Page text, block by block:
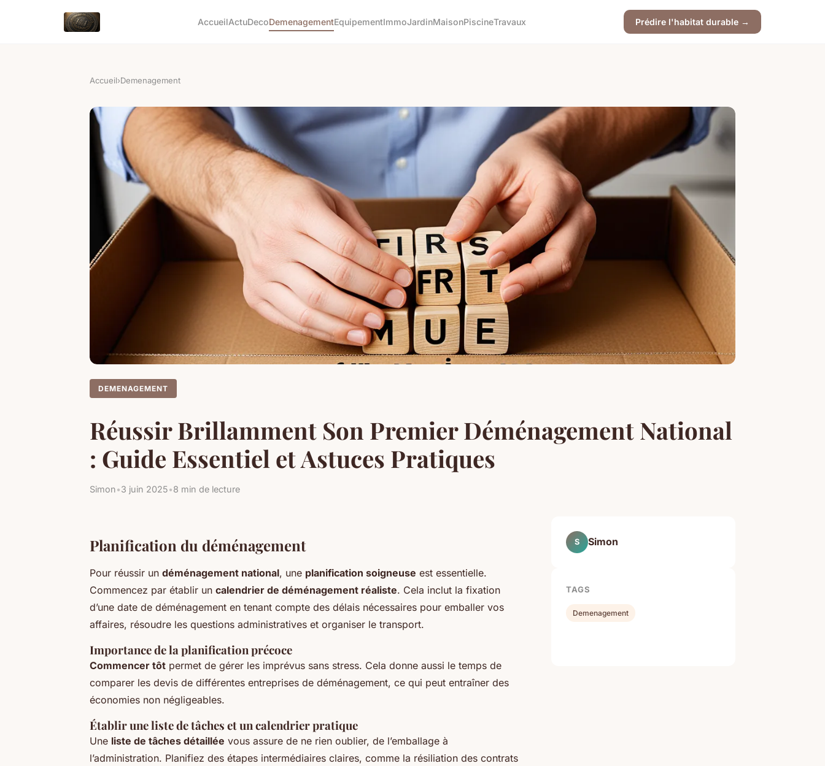
AccueilActuDecoDemenagementEquipementImmoJardinMaisonPiscineTravaux Prédire l'habitat durable →
Accueil›Demenagement
DEMENAGEMENT
Réussir Brillamment Son Premier Déménagement National
: Guide Essentiel et Astuces Pratiques
Simon•3 juin 2025•8 min de lecture
Planification du déménagement
Pour réussir un déménagement national, une planification soigneuse est essentielle.
Commencez par établir un calendrier de déménagement réaliste. Cela inclut la fixation
d’une date de déménagement en tenant compte des délais nécessaires pour emballer vos
affaires, résoudre les questions administratives et organiser le transport.
Importance de la planification précoce
Commencer tôt permet de gérer les imprévus sans stress. Cela donne aussi le temps de
comparer les devis de différentes entreprises de déménagement, ce qui peut entraîner des
économies non négligeables.
Établir une liste de tâches et un calendrier pratique
Une liste de tâches détaillée vous assure de ne rien oublier, de l’emballage à
l’administration. Planifiez des étapes intermédiaires claires, comme la résiliation des contrats
S Simon
TAGS
Demenagement